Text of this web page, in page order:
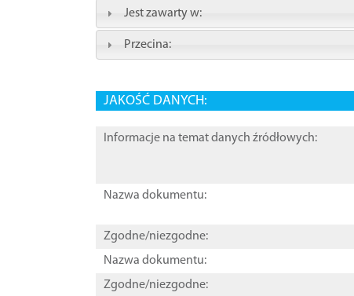
Jest zawarty w:
Przecina:
JAKOŚĆ DANYCH:
Informacje na temat danych źródłowych:
Nazwa dokumentu:
Zgodne/niezgodne:
Nazwa dokumentu:
Zgodne/niezgodne: